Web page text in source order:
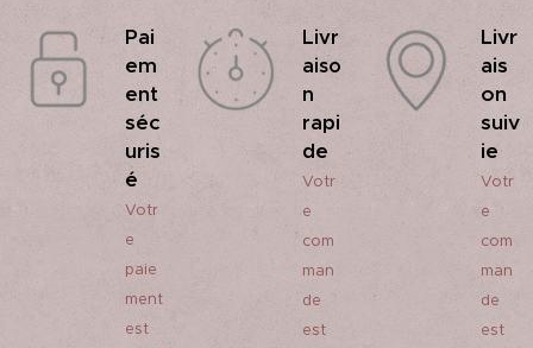
Pai
em
ent
séc
uris
é
Votr
e
paie
ment
est
Livr
aiso
n
rapi
de
Votr
e
com
man
de
est
Livr
ais
on
suiv
ie
Votr
e
com
man
de
est